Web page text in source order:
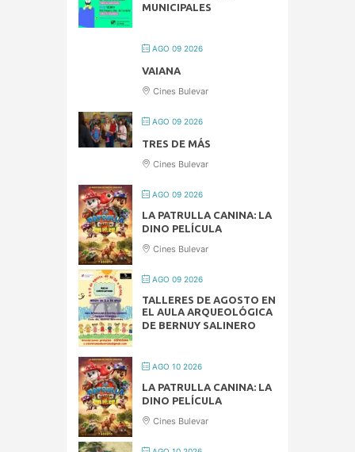
MUNICIPALES
AGO 09 2026
VAIANA
Cines Bulevar
AGO 09 2026
TRES DE MÁS
Cines Bulevar
AGO 09 2026
LA PATRULLA CANINA: LA
DINO PELÍCULA
Cines Bulevar
AGO 09 2026
TALLERES DE AGOSTO EN
EL AULA ARQUEOLÓGICA
DE BERNUY SALINERO
AGO 10 2026
LA PATRULLA CANINA: LA
DINO PELÍCULA
Cines Bulevar